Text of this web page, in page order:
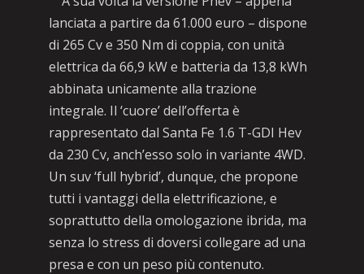
lanciata a partire da 61.000 euro – dispone
di 265 Cv e 350 Nm di coppia, con unità
elettrica da 66,9 kW e batteria da 13,8 kWh
abbinata unicamente alla trazione
integrale. Il ‘cuore’ dell’offerta è
rappresentato dal Santa Fe 1.6 T-GDI Hev
da 230 Cv, anch’esso solo in variante 4WD.
Un suv ‘full hybrid’, dunque, che propone
tutti i vantaggi della elettrificazione, e
soprattutto della omologazione ibrida, ma
senza lo stress di doversi collegare ad una
presa e con un peso più contenuto.